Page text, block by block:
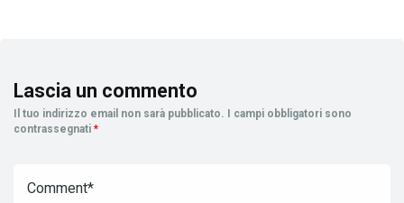
Lascia un commento
Il tuo indirizzo email non sarà pubblicato.
I campi obbligatori sono
contrassegnati *